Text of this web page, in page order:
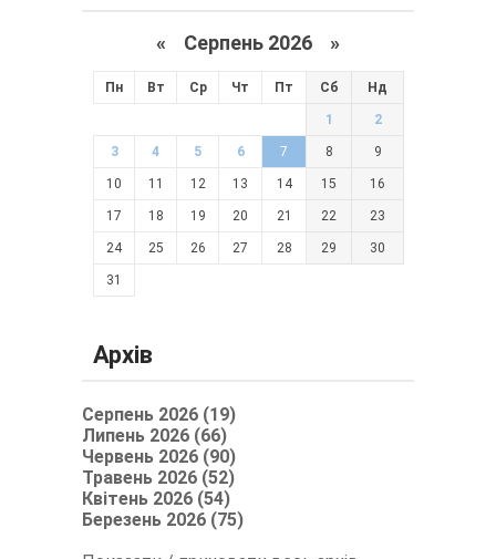
« Серпень 2026 »
Пн Вт Ср Чт Пт Сб Нд
1 2
3 4 5 6 7 8 9
10 11 12 13 14 15 16
17 18 19 20 21 22 23
24 25 26 27 28 29 30
31
Архів
Серпень 2026 (19)
Липень 2026 (66)
Червень 2026 (90)
Травень 2026 (52)
Квітень 2026 (54)
Березень 2026 (75)